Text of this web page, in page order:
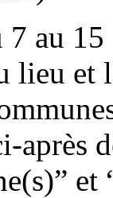
au
lieu et
après
et